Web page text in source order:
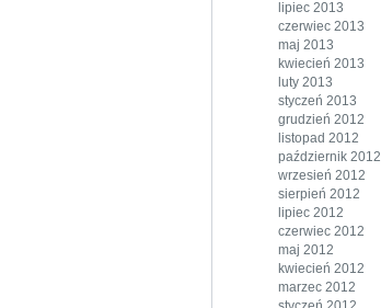
lipiec 2013
czerwiec 2013
maj 2013
kwiecień 2013
luty 2013
styczeń 2013
grudzień 2012
listopad 2012
październik 2012
wrzesień 2012
sierpień 2012
lipiec 2012
czerwiec 2012
maj 2012
kwiecień 2012
marzec 2012